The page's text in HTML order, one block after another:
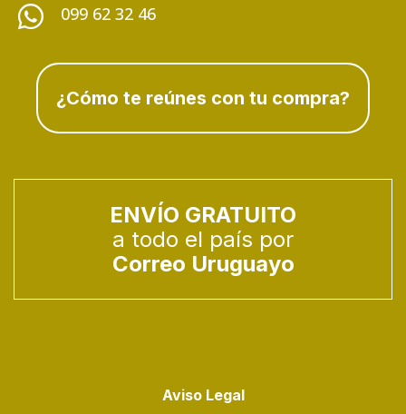
 099 62 32 46
¿Cómo te reúnes con tu compra?
ENVÍO GRATUITO
a todo el país por
Correo Uruguayo
Aviso Legal